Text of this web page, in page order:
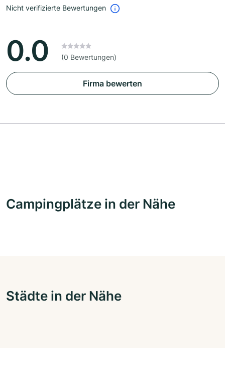
Nicht verifizierte Bewertungen
0.0 (0 Bewertungen)
Firma bewerten
Campingplätze in der Nähe
Städte in der Nähe